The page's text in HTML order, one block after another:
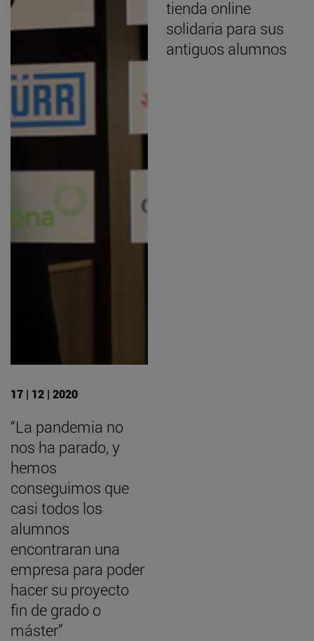
17 | 12 | 2020
“La pandemia no
nos ha parado, y
hemos
conseguimos que
casi todos los
alumnos
encontraran una
empresa para poder
hacer su proyecto
fin de grado o
máster”
tienda online
solidaria para sus
antiguos alumnos